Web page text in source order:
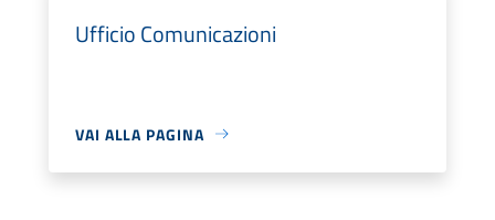
Ufficio Comunicazioni
VAI ALLA PAGINA